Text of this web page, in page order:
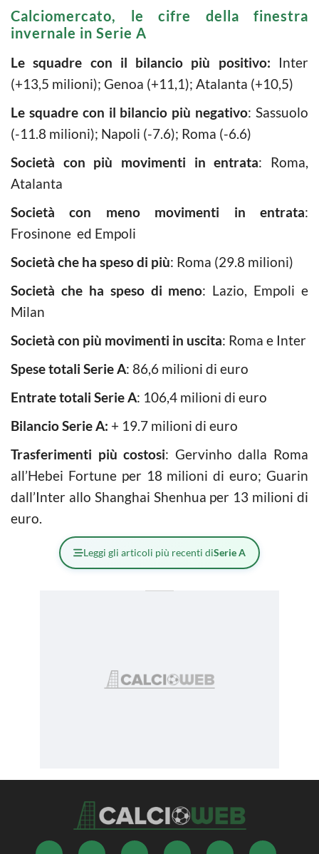
Calciomercato, le cifre della finestra
invernale in Serie A
Le squadre con il bilancio più positivo: Inter
(+13,5 milioni); Genoa (+11,1); Atalanta (+10,5)
Le squadre con il bilancio più negativo: Sassuolo
(-11.8 milioni); Napoli (-7.6); Roma (-6.6)
Società con più movimenti in entrata: Roma,
Atalanta
Società con meno movimenti in entrata:
Frosinone ed Empoli
Società che ha speso di più: Roma (29.8 milioni)
Società che ha speso di meno: Lazio, Empoli e
Milan
Società con più movimenti in uscita: Roma e Inter
Spese totali Serie A: 86,6 milioni di euro
Entrate totali Serie A: 106,4 milioni di euro
Bilancio Serie A: + 19.7 milioni di euro
Trasferimenti più costosi: Gervinho dalla Roma
all’Hebei Fortune per 18 milioni di euro; Guarin
dall’Inter allo Shanghai Shenhua per 13 milioni di
euro.
Leggi gli articoli più recenti diSerie A